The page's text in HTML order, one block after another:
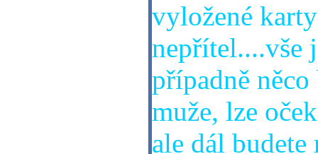
vyložené
nepřítel....vše
případně
muže, lze
ale dál